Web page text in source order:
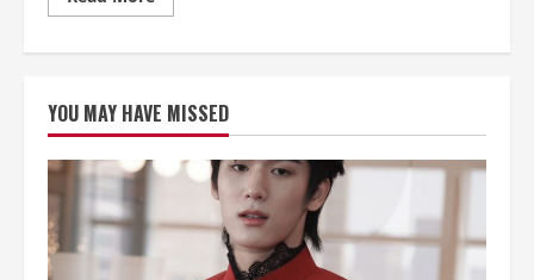
more
วุฒิ”
หนึ่ง
เดียว
เข้า
ร่วม
ของ
YOU MAY HAVE MISSED